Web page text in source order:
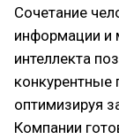
Сочетание
информации и
интеллекта
конкурентные
оптимизируя
Компании